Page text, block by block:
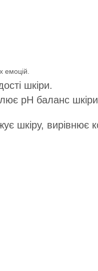
емоцій.
шкіри.
pH баланс
шкіру, вирівнює